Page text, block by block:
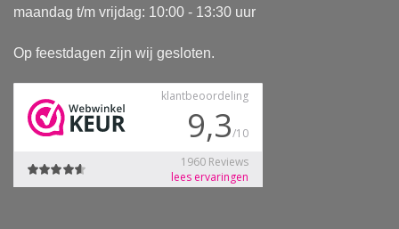
maandag t/m vrijdag: 10:00 - 13:30 uur
Op feestdagen zijn wij gesloten.